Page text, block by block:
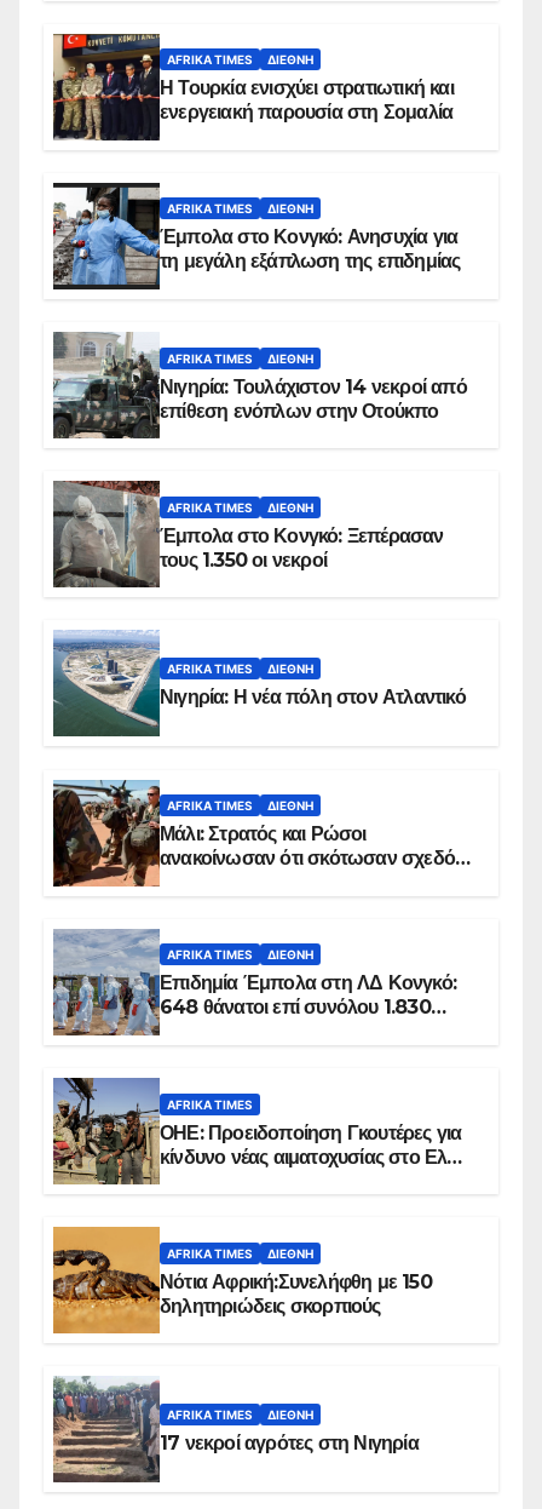
AFRIKA TIMES ΔΙΕΘΝΉ
Η Τουρκία ενισχύει στρατιωτική και
ενεργειακή παρουσία στη Σομαλία
AFRIKA TIMES ΔΙΕΘΝΉ
Έμπολα στο Κονγκό: Ανησυχία για
τη μεγάλη εξάπλωση της επιδημίας
AFRIKA TIMES ΔΙΕΘΝΉ
Νιγηρία: Τουλάχιστον 14 νεκροί από
επίθεση ενόπλων στην Οτούκπο
AFRIKA TIMES ΔΙΕΘΝΉ
Έμπολα στο Κονγκό: Ξεπέρασαν
τους 1.350 οι νεκροί
AFRIKA TIMES ΔΙΕΘΝΉ
Νιγηρία: Η νέα πόλη στον Ατλαντικό
AFRIKA TIMES ΔΙΕΘΝΉ
Μάλι: Στρατός και Ρώσοι
ανακοίνωσαν ότι σκότωσαν σχεδόν
AFRIKA TIMES ΔΙΕΘΝΉ
Επιδημία Έμπολα στη ΛΔ Κονγκό:
648 θάνατοι επί συνόλου 1.830
AFRIKA TIMES
ΟΗΕ: Προειδοποίηση Γκουτέρες για
κίνδυνο νέας αιματοχυσίας στο Ελ
AFRIKA TIMES ΔΙΕΘΝΉ
Νότια Αφρική:Συνελήφθη με 150
δηλητηριώδεις σκορπιούς
AFRIKA TIMES ΔΙΕΘΝΉ
17 νεκροί αγρότες στη Νιγηρία